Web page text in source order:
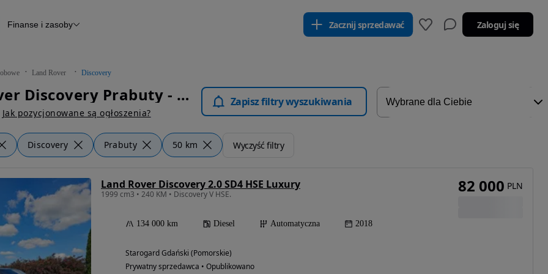
Raport z inspekcji
Otomoto News
Finanse i zasoby Zacznij sprzedawać Zaloguj się
Land Rover Discovery
Land Rover Discovery Prabuty - Samochody Osobowe
Jak pozycjonowane są ogłoszenia?
Zapisz filtry wyszukiwania
Discovery Prabuty 50 km Wyczyść filtry
Land Rover Discovery 2.0 SD4 HSE Luxury
1999 cm3 • 240 KM • Discovery V HSE.
134 000 km Diesel Automatyczna 2018
Starogard Gdański (Pomorskie)
Prywatny sprzedawca • Opublikowano
82 000 PLN